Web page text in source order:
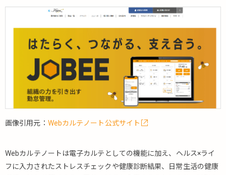
画像引用元： Webカルテノート公式サイト
Webカルテノートは電子カルテとしての機能に加え、ヘルス×ライ
フに入力されたストレスチェックや健康診断結果、日常生活の健康